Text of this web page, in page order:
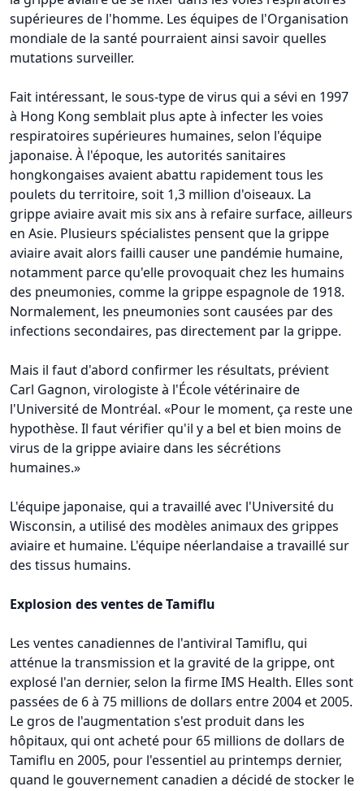
supérieures de l'homme. Les équipes de l'Organisation
mondiale de la santé pourraient ainsi savoir quelles
mutations surveiller.
Fait intéressant, le sous-type de virus qui a sévi en 1997
à Hong Kong semblait plus apte à infecter les voies
respiratoires supérieures humaines, selon l'équipe
japonaise. À l'époque, les autorités sanitaires
hongkongaises avaient abattu rapidement tous les
poulets du territoire, soit 1,3 million d'oiseaux. La
grippe aviaire avait mis six ans à refaire surface, ailleurs
en Asie. Plusieurs spécialistes pensent que la grippe
aviaire avait alors failli causer une pandémie humaine,
notamment parce qu'elle provoquait chez les humains
des pneumonies, comme la grippe espagnole de 1918.
Normalement, les pneumonies sont causées par des
infections secondaires, pas directement par la grippe.
Mais il faut d'abord confirmer les résultats, prévient
Carl Gagnon, virologiste à l'École vétérinaire de
l'Université de Montréal. «Pour le moment, ça reste une
hypothèse. Il faut vérifier qu'il y a bel et bien moins de
virus de la grippe aviaire dans les sécrétions
humaines.»
L'équipe japonaise, qui a travaillé avec l'Université du
Wisconsin, a utilisé des modèles animaux des grippes
aviaire et humaine. L'équipe néerlandaise a travaillé sur
des tissus humains.
Explosion des ventes de Tamiflu
Les ventes canadiennes de l'antiviral Tamiflu, qui
atténue la transmission et la gravité de la grippe, ont
explosé l'an dernier, selon la firme IMS Health. Elles sont
passées de 6 à 75 millions de dollars entre 2004 et 2005.
Le gros de l'augmentation s'est produit dans les
hôpitaux, qui ont acheté pour 65 millions de dollars de
Tamiflu en 2005, pour l'essentiel au printemps dernier,
quand le gouvernement canadien a décidé de stocker le